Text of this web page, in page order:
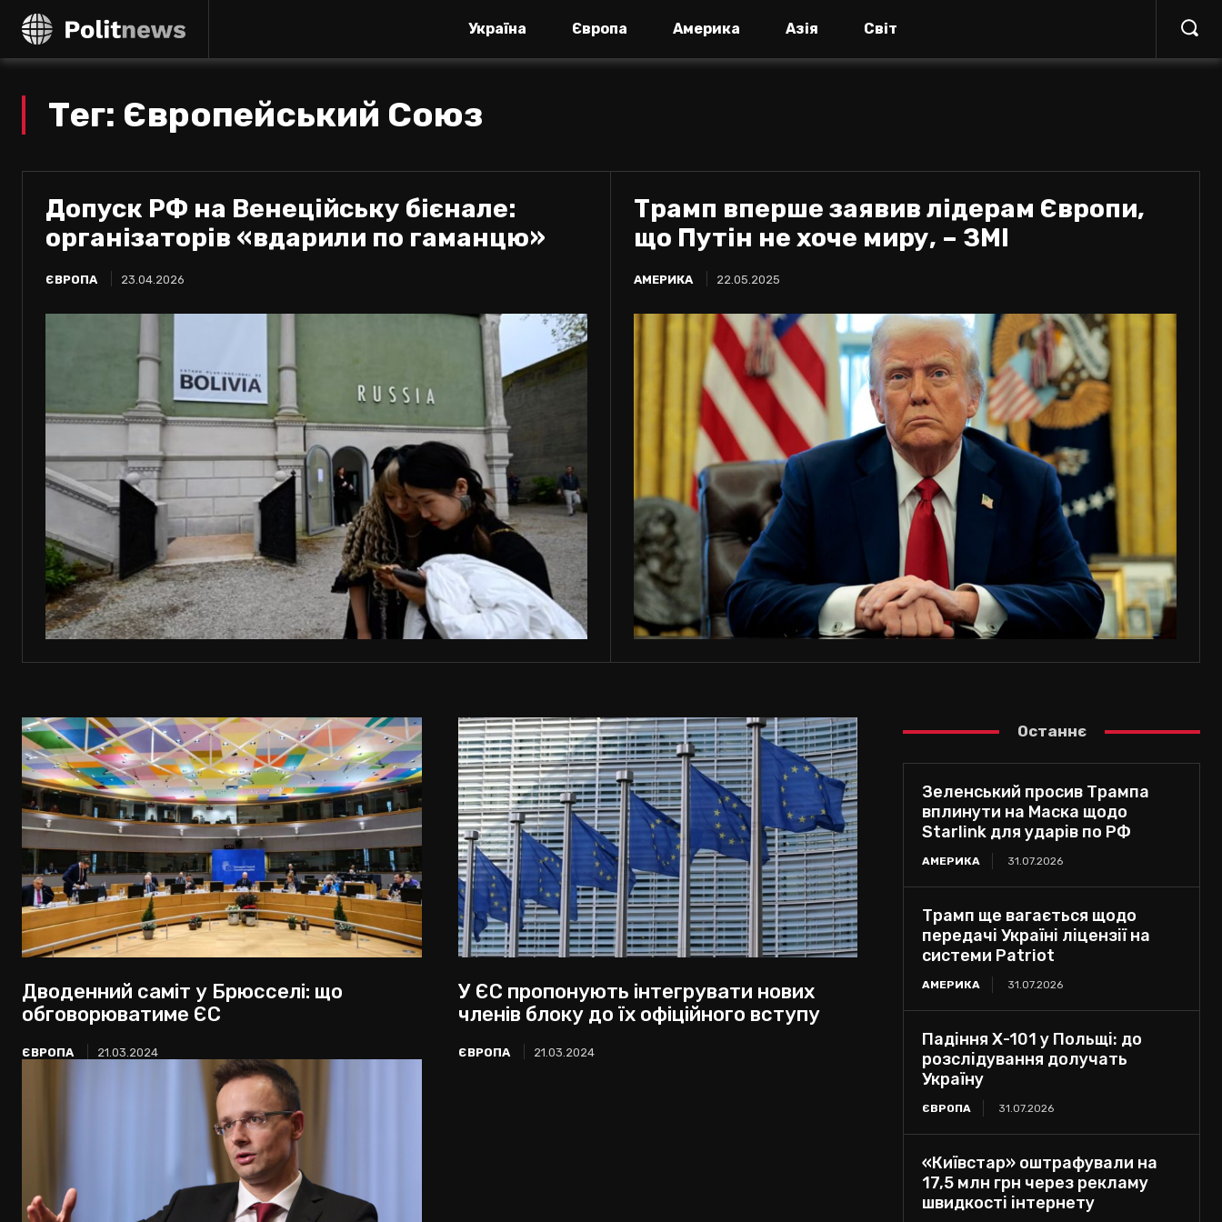
Україна Європа Америка Азія Світ
Тег: Європейський Союз
Допуск РФ на Венеційську бієнале:
організаторів «вдарили по гаманцю»
ЄВРОПА 23.04.2026
Трамп вперше заявив лідерам Європи,
що Путін не хоче миру, – ЗМІ
АМЕРИКА 22.05.2025
Дводенний саміт у Брюсселі: що
обговорюватиме ЄС
ЄВРОПА 21.03.2024
У ЄС пропонують інтегрувати нових
членів блоку до їх офіційного вступу
ЄВРОПА 21.03.2024
Останнє
Зеленський просив Трампа
вплинути на Маска щодо
Starlink для ударів по РФ
АМЕРИКА 31.07.2026
Трамп ще вагається щодо
передачі Україні ліцензії на
системи Patriot
АМЕРИКА 31.07.2026
Падіння Х-101 у Польщі: до
розслідування долучать
Україну
ЄВРОПА 31.07.2026
«Київстар» оштрафували на
17,5 млн грн через рекламу
швидкості інтернету